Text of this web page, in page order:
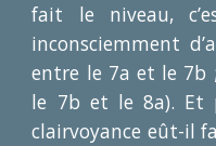
fait le niveau,
inconsciemment
entre le 7a et le 7b
le 7b et le 8a). Et
clairvoyance eût-il